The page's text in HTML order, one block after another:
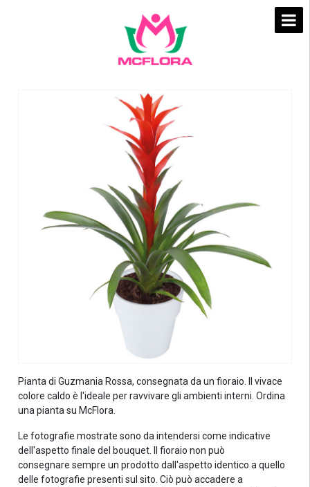
Pianta di Guzmania Rossa, consegnata da un fioraio. Il vivace
colore caldo è l'ideale per ravvivare gli ambienti interni. Ordina
una pianta su McFlora.
Le fotografie mostrate sono da intendersi come indicative
dell'aspetto finale del bouquet. Il fioraio non può
consegnare sempre un prodotto dall'aspetto identico a quello
delle fotografie presenti sul sito. Ciò può accadere a